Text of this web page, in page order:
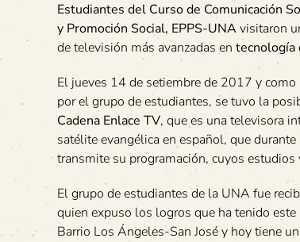
Estudiantes del Curso de Comunicación
y Promoción Social, EPPS-UNAvisitaron
de televisión más avanzadas en tecnología
El jueves 14 de setiembre de 2017 y como
por el grupo de estudiantes, se tuvo la
Cadena Enlace TV, que es una televisora
satélite evangélica en español, que
transmite su programación, cuyos estudios
El grupo de estudiantes de la UNA fue
quien expuso los logros que ha tenido
Barrio Los Ángeles-San José y hoy tiene